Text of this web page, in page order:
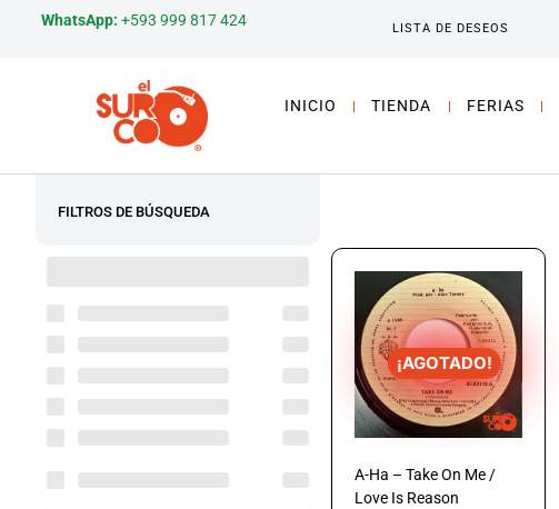
WhatsApp: +593 999 817 424 LISTA DE DESEOS
INICIO TIENDA FERIAS
FILTROS DE BÚSQUEDA
¡AGOTADO!
A-Ha – Take On Me /
Love Is Reason